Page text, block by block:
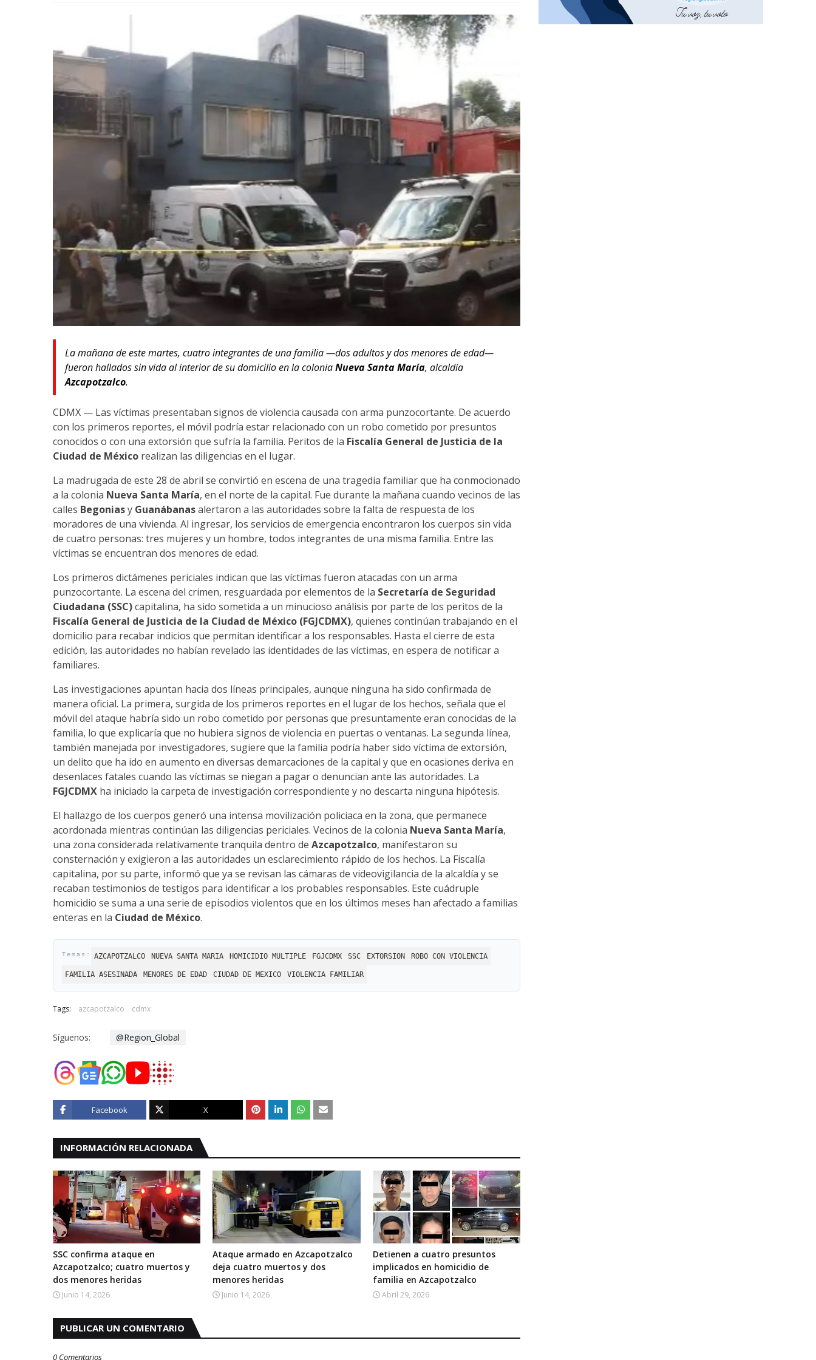
La mañana de este martes, cuatro integrantes de una familia —dos adultos y dos menores de edad—
fueron hallados sin vida al interior de su domicilio en la coloniaNueva Santa María, alcaldía
Azcapotzalco.
CDMX — Las víctimas presentaban signos de violencia causada con arma punzocortante. De acuerdo
con los primeros reportes, el móvil podría estar relacionado con un robo cometido por presuntos
conocidos o con una extorsión que sufría la familia. Peritos de la Fiscalía General de Justicia de la
Ciudad de México realizan las diligencias en el lugar.
La madrugada de este 28 de abril se convirtió en escena de una tragedia familiar que ha conmocionado
a la colonia Nueva Santa María, en el norte de la capital. Fue durante la mañana cuando vecinos de las
calles Begoniasy Guanábanasalertaron a las autoridades sobre la falta de respuesta de los
moradores de una vivienda. Al ingresar, los servicios de emergencia encontraron los cuerpos sin vida
de cuatro personas: tres mujeres y un hombre, todos integrantes de una misma familia. Entre las
víctimas se encuentran dos menores de edad.
Los primeros dictámenes periciales indican que las víctimas fueron atacadas con un arma
punzocortante. La escena del crimen, resguardada por elementos de la Secretaría de Seguridad
Ciudadana (SSC)capitalina, ha sido sometida a un minucioso análisis por parte de los peritos de la
Fiscalía General de Justicia de la Ciudad de México (FGJCDMX), quienes continúan trabajando en el
domicilio para recabar indicios que permitan identificar a los responsables. Hasta el cierre de esta
edición, las autoridades no habían revelado las identidades de las víctimas, en espera de notificar a
familiares.
Las investigaciones apuntan hacia dos líneas principales, aunque ninguna ha sido confirmada de
manera oficial. La primera, surgida de los primeros reportes en el lugar de los hechos, señala que el
móvil del ataque habría sido un robo cometido por personas que presuntamente eran conocidas de la
familia, lo que explicaría que no hubiera signos de violencia en puertas o ventanas. La segunda línea,
también manejada por investigadores, sugiere que la familia podría haber sido víctima de extorsión,
un delito que ha ido en aumento en diversas demarcaciones de la capital y que en ocasiones deriva en
desenlaces fatales cuando las víctimas se niegan a pagar o denuncian ante las autoridades. La
FGJCDMX ha iniciado la carpeta de investigación correspondiente y no descarta ninguna hipótesis.
El hallazgo de los cuerpos generó una intensa movilización policiaca en la zona, que permanece
acordonada mientras continúan las diligencias periciales. Vecinos de la colonia Nueva Santa María,
una zona considerada relativamente tranquila dentro de Azcapotzalco, manifestaron su
consternación y exigieron a las autoridades un esclarecimiento rápido de los hechos. La Fiscalía
capitalina, por su parte, informó que ya se revisan las cámaras de videovigilancia de la alcaldía y se
recaban testimonios de testigos para identificar a los probables responsables. Este cuádruple
homicidio se suma a una serie de episodios violentos que en los últimos meses han afectado a familias
enteras en la Ciudad de México.
AZCAPOTZALCO NUEVA SANTA MARIA HOMICIDIO MULTIPLE FGJCDMX SSC EXTORSION ROBO CON VIOLENCIA
FAMILIA ASESINADA MENORES DE EDAD CIUDAD DE MEXICO VIOLENCIA FAMILIAR
Tags: azcapotzalco cdmx
Síguenos: @Region_Global
Facebook X
INFORMACIÓN RELACIONADA
SSC confirma ataque en
Azcapotzalco; cuatro muertos y
dos menores heridas
Junio 14, 2026
Ataque armado en Azcapotzalco
deja cuatro muertos y dos
menores heridas
Junio 14, 2026
Detienen a cuatro presuntos
implicados en homicidio de
familia en Azcapotzalco
Abril 29, 2026
PUBLICAR UN COMENTARIO
0 Comentarios